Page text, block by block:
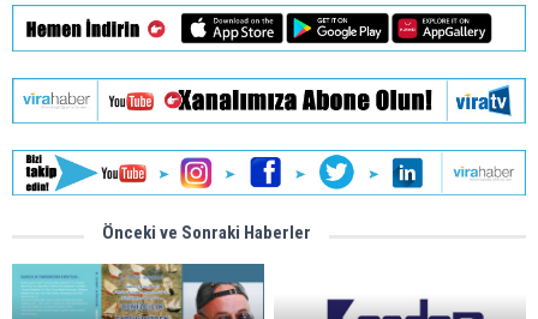
Önceki ve Sonraki Haberler